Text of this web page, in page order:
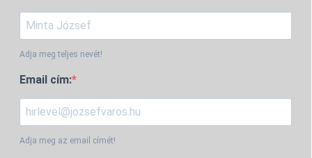
Adja meg teljes nevét!
Email cím:
Adja meg az email címét!